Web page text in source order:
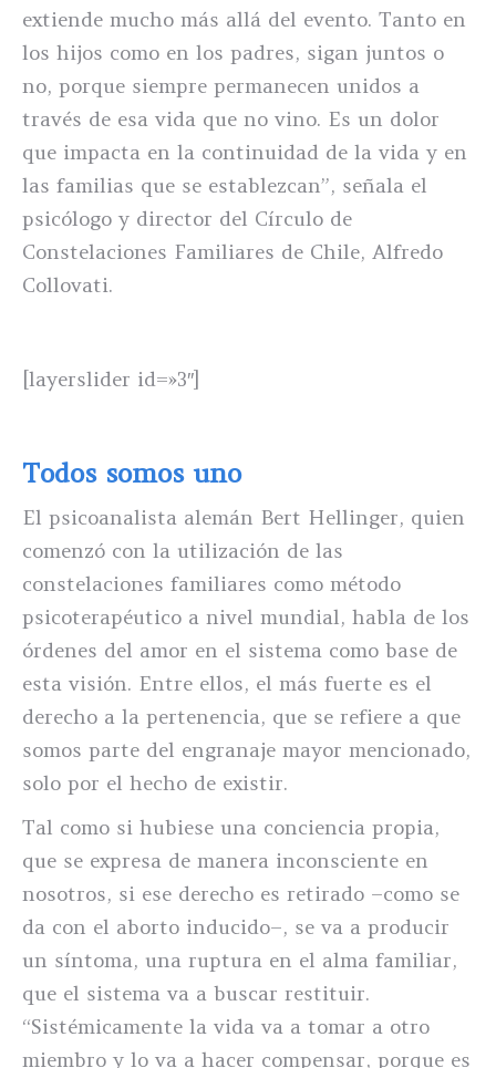
extiende mucho más allá del evento. Tanto en
los hijos como en los padres, sigan juntos o
no, porque siempre permanecen unidos a
través de esa vida que no vino. Es un dolor
que impacta en la continuidad de la vida y en
las familias que se establezcan”, señala el
psicólogo y director del Círculo de
Constelaciones Familiares de Chile, Alfredo
Collovati.
[layerslider id=»3″]
Todos somos uno
El psicoanalista alemán Bert Hellinger, quien
comenzó con la utilización de las
constelaciones familiares como método
psicoterapéutico a nivel mundial, habla de los
órdenes del amor en el sistema como base de
esta visión. Entre ellos, el más fuerte es el
derecho a la pertenencia, que se refiere a que
somos parte del engranaje mayor mencionado,
solo por el hecho de existir.
Tal como si hubiese una conciencia propia,
que se expresa de manera inconsciente en
nosotros, si ese derecho es retirado –como se
da con el aborto inducido–, se va a producir
un síntoma, una ruptura en el alma familiar,
que el sistema va a buscar restituir.
“Sistémicamente la vida va a tomar a otro
miembro y lo va a hacer compensar, porque es